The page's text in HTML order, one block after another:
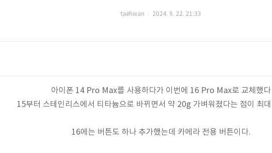
taehwan 2024. 9. 22. 21:33
아이폰 14 Pro Max를 사용하다가 이번에 16 Pro Max로 교체했다
15부터 스테인리스에서 티타늄으로 바뀌면서 약 20g 가벼워졌다는 점이 최
16에는 버튼도 하나 추가했는데 카메라 전용 버튼이다.